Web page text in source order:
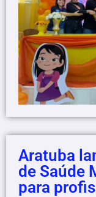
Aratuba
de Saúde
para